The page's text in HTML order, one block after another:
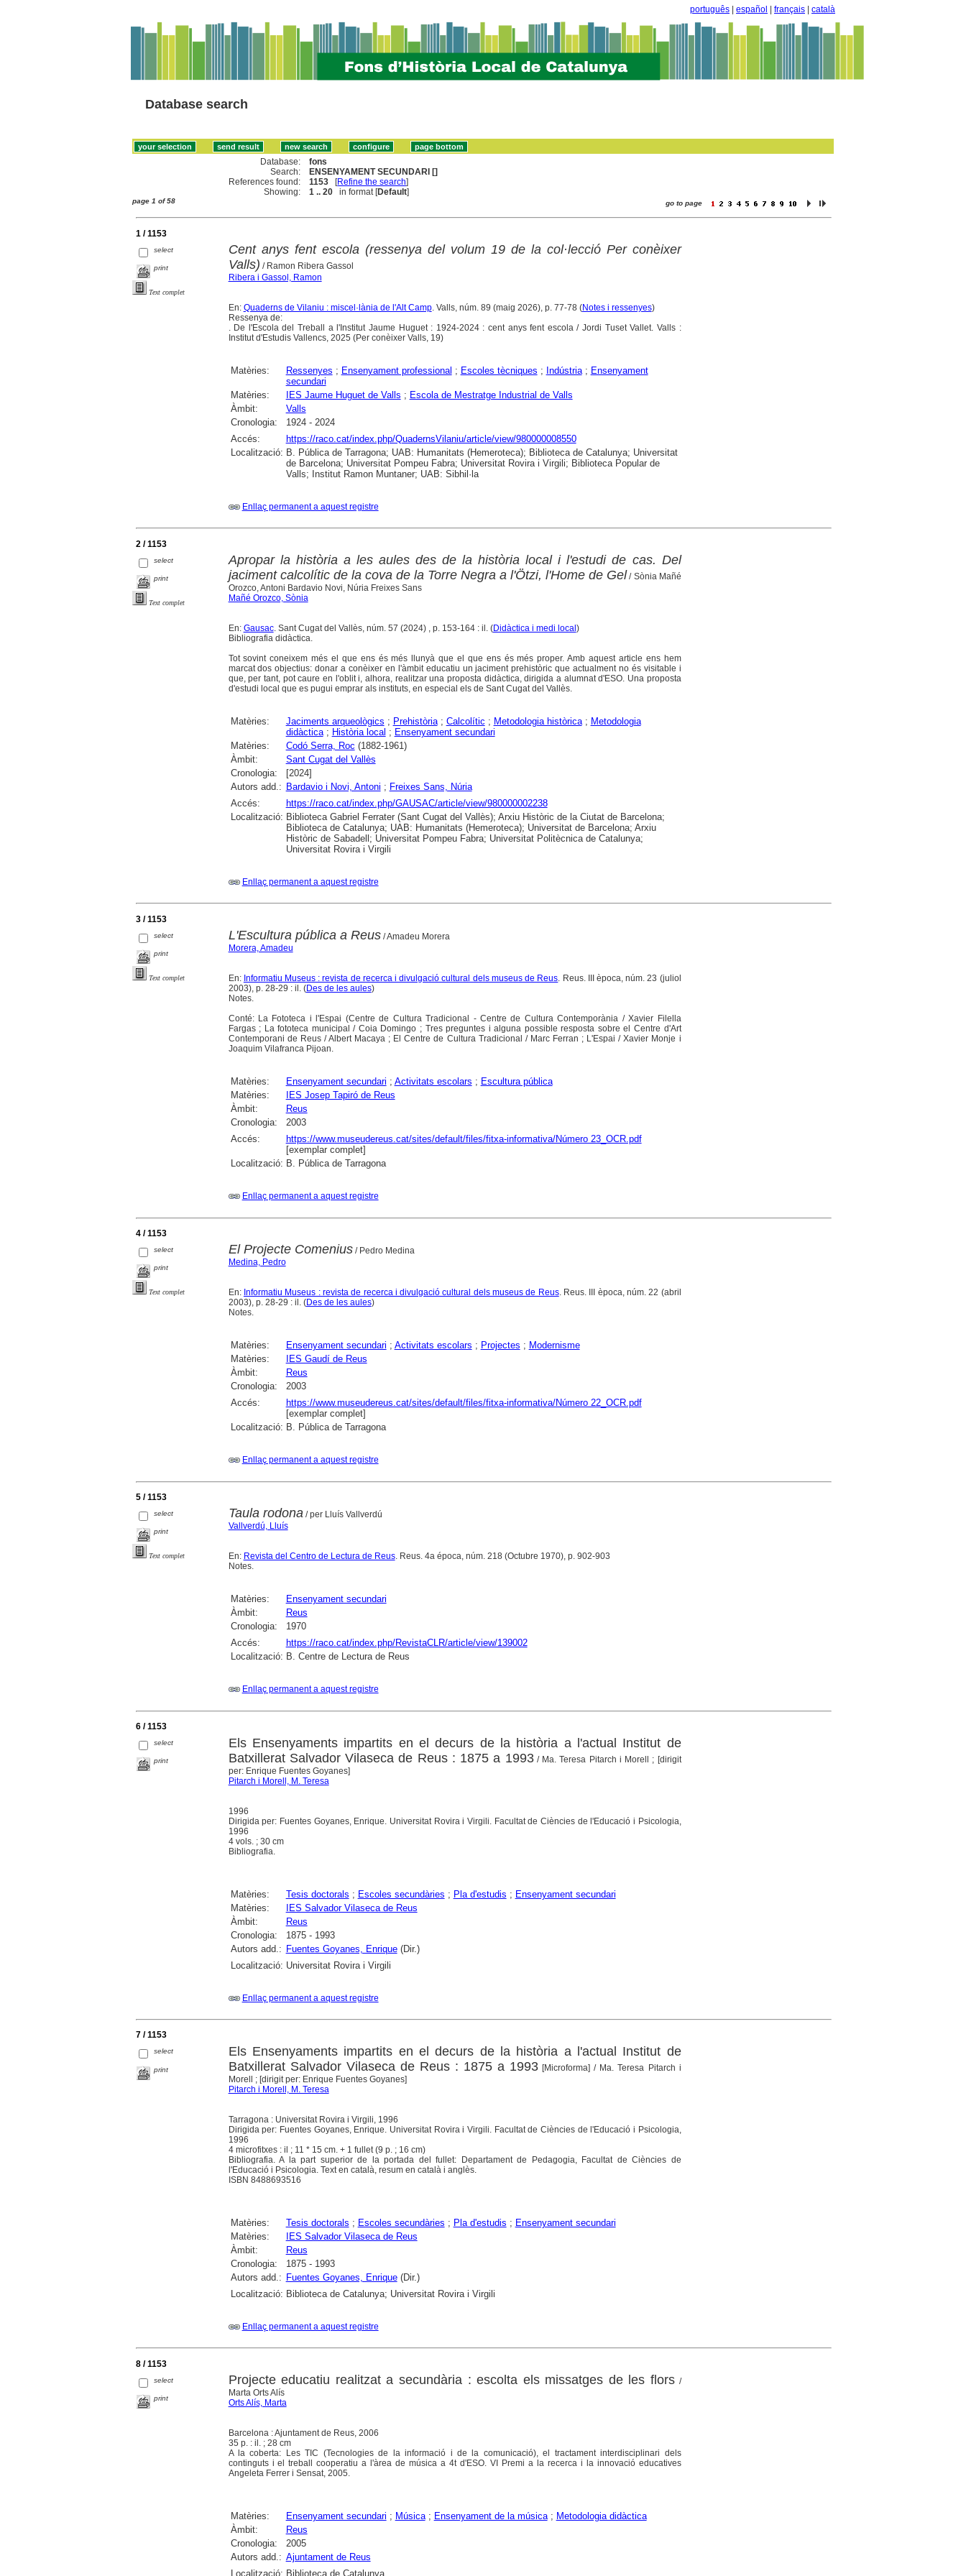
português español français català
Database search
Database:
fons
Search:
ENSENYAMENT SECUNDARI []
References found:
1153 [Refine the search]
Showing:
1 .. 20 in format [Default]
page 1 of 58 go to page
1 / 1153
select
print
Text complet
Cent anys fent escola (ressenya del volum 19 de la col·lecció Per conèixer
Valls) / Ramon Ribera Gassol
Ribera i Gassol, Ramon
En: Quaderns de Vilaniu : miscel·lània de l'Alt Camp. Valls, núm. 89 (maig 2026), p. 77-78 (Notes i ressenyes)
Ressenya de:
. De l'Escola del Treball a l'Institut Jaume Huguet : 1924-2024 : cent anys fent escola / Jordi Tuset Vallet. Valls :
Institut d'Estudis Vallencs, 2025 (Per conèixer Valls, 19)
Matèries: Ressenyes ; Ensenyament professional ; Escoles tècniques ; Indústria; Ensenyament
secundari
Matèries:
IES Jaume Huguet de Valls ; Escola de Mestratge Industrial de Valls
Àmbit:
Valls
Cronologia:
1924 - 2024
Accés:
https://raco.cat/index.php/QuadernsVilaniu/article/view/980000008550
Localització: B. Pública de Tarragona; UAB: Humanitats (Hemeroteca); Biblioteca de Catalunya; Universitat
de Barcelona; Universitat Pompeu Fabra; Universitat Rovira i Virgili; Biblioteca Popular de
Valls; Institut Ramon Muntaner; UAB: Sibhil·la
Enllaç permanent a aquest registre
2 / 1153
select
print
Text complet
Apropar la història a les aules des de la història local i l'estudi de cas. Del
jaciment calcolític de la cova de la Torre Negra a l'Ötzi, l'Home de Gel/ Sònia Mañé
Orozco, Antoni Bardavio Novi, Núria Freixes Sans
Mañé Orozco, Sònia
En: Gausac. Sant Cugat del Vallès, núm. 57 (2024) , p. 153-164 : il. (Didàctica i medi local )
Bibliografia didàctica.
Tot sovint coneixem més el que ens és més llunyà que el que ens és més proper. Amb aquest article ens hem
marcat dos objectius: donar a conèixer en l'àmbit educatiu un jaciment prehistòric que actualment no és visitable i
que, per tant, pot caure en l'oblit i, alhora, realitzar una proposta didàctica, dirigida a alumnat d'ESO. Una proposta
d'estudi local que es pugui emprar als instituts, en especial els de Sant Cugat del Vallès.
Matèries: Jaciments arqueològics ; Prehistòria; Calcolític ; Metodologia històrica; Metodologia
didàctica; Història local ; Ensenyament secundari
Matèries:
Codó Serra, Roc (1882-1961)
Àmbit:
Sant Cugat del Vallès
Cronologia:
[2024]
Autors add.: Bardavio i Novi, Antoni ; Freixes Sans, Núria
Accés:
https://raco.cat/index.php/GAUSAC/article/view/980000002238
Localització: Biblioteca Gabriel Ferrater (Sant Cugat del Vallès); Arxiu Històric de la Ciutat de Barcelona;
Biblioteca de Catalunya; UAB: Humanitats (Hemeroteca); Universitat de Barcelona; Arxiu
Històric de Sabadell; Universitat Pompeu Fabra; Universitat Politècnica de Catalunya;
Universitat Rovira i Virgili
Enllaç permanent a aquest registre
3 / 1153
select
print
Text complet
L'Escultura pública a Reus/ Amadeu Morera
Morera, Amadeu
En: Informatiu Museus : revista de recerca i divulgació cultural dels museus de Reus. Reus. III època, núm. 23 (juliol
2003), p. 28-29 : il. (Des de les aules)
Notes.
Conté: La Fototeca i l'Espai (Centre de Cultura Tradicional - Centre de Cultura Contemporània / Xavier Filella
Fargas ; La fototeca municipal / Coia Domingo ; Tres preguntes i alguna possible resposta sobre el Centre d'Art
Contemporani de Reus / Albert Macaya ; El Centre de Cultura Tradicional / Marc Ferran ; L'Espai / Xavier Monje i
Joaquim Vilafranca Pijoan.
Matèries: Ensenyament secundari ; Activitats escolars ; Escultura pública
Matèries:
IES Josep Tapiró de Reus
Àmbit:
Reus
Cronologia:
2003
Accés:
https://www.museudereus.cat/sites/default/files/fitxa-informativa/Número 23_OCR.pdf
[exemplar complet]
Localització: B. Pública de Tarragona
Enllaç permanent a aquest registre
4 / 1153
select
print
Text complet
El Projecte Comenius/ Pedro Medina
Medina, Pedro
En: Informatiu Museus : revista de recerca i divulgació cultural dels museus de Reus. Reus. III època, núm. 22 (abril
2003), p. 28-29 : il. (Des de les aules)
Notes.
Matèries: Ensenyament secundari ; Activitats escolars ; Projectes ; Modernisme
Matèries:
IES Gaudí de Reus
Àmbit:
Reus
Cronologia:
2003
Accés:
https://www.museudereus.cat/sites/default/files/fitxa-informativa/Número 22_OCR.pdf
[exemplar complet]
Localització: B. Pública de Tarragona
Enllaç permanent a aquest registre
5 / 1153
select
print
Text complet
Taula rodona/ per Lluís Vallverdú
Vallverdú, Lluís
En: Revista del Centro de Lectura de Reus. Reus. 4a época, núm. 218 (Octubre 1970), p. 902-903
Notes.
Matèries:
Ensenyament secundari
Àmbit:
Reus
Cronologia:
1970
Accés:
https://raco.cat/index.php/RevistaCLR/article/view/139002
Localització: B. Centre de Lectura de Reus
Enllaç permanent a aquest registre
6 / 1153
select
print
Els Ensenyaments impartits en el decurs de la història a l'actual Institut de
Batxillerat Salvador Vilaseca de Reus : 1875 a 1993/ Ma. Teresa Pitarch i Morell ; [dirigit
per: Enrique Fuentes Goyanes]
Pitarch i Morell, M. Teresa
1996
Dirigida per: Fuentes Goyanes, Enrique. Universitat Rovira i Virgili. Facultat de Ciències de l'Educació i Psicologia,
1996
4 vols. ; 30 cm
Bibliografia.
Matèries: Tesis doctorals ; Escoles secundàries ; Pla d'estudis ; Ensenyament secundari
Matèries:
IES Salvador Vilaseca de Reus
Àmbit:
Reus
Cronologia:
1875 - 1993
Autors add.: Fuentes Goyanes, Enrique(Dir.)
Localització: Universitat Rovira i Virgili
Enllaç permanent a aquest registre
7 / 1153
select
print
Els Ensenyaments impartits en el decurs de la història a l'actual Institut de
Batxillerat Salvador Vilaseca de Reus : 1875 a 1993 [Microforma]/ Ma. Teresa Pitarch i
Morell ; [dirigit per: Enrique Fuentes Goyanes]
Pitarch i Morell, M. Teresa
Tarragona : Universitat Rovira i Virgili, 1996
Dirigida per: Fuentes Goyanes, Enrique. Universitat Rovira i Virgili. Facultat de Ciències de l'Educació i Psicologia,
1996
4 microfitxes : il ; 11 * 15 cm. + 1 fullet (9 p. ; 16 cm)
Bibliografia. A la part superior de la portada del fullet: Departament de Pedagogia, Facultat de Ciències de
l'Educació i Psicologia. Text en català, resum en català i anglès.
ISBN 8488693516
Matèries: Tesis doctorals ; Escoles secundàries ; Pla d'estudis ; Ensenyament secundari
Matèries:
IES Salvador Vilaseca de Reus
Àmbit:
Reus
Cronologia:
1875 - 1993
Autors add.: Fuentes Goyanes, Enrique(Dir.)
Localització: Biblioteca de Catalunya; Universitat Rovira i Virgili
Enllaç permanent a aquest registre
8 / 1153
select
print
Projecte educatiu realitzat a secundària : escolta els missatges de les flors /
Marta Orts Alís
Orts Alís, Marta
Barcelona : Ajuntament de Reus, 2006
35 p. : il. ; 28 cm
A la coberta: Les TIC (Tecnologies de la informació i de la comunicació), el tractament interdisciplinari dels
continguts i el treball cooperatiu a l'àrea de música a 4t d'ESO. VI Premi a la recerca i la innovació educatives
Angeleta Ferrer i Sensat, 2005.
Matèries: Ensenyament secundari ; Música; Ensenyament de la música; Metodologia didàctica
Àmbit:
Reus
Cronologia:
2005
Autors add.: Ajuntament de Reus
Localització: Biblioteca de Catalunya